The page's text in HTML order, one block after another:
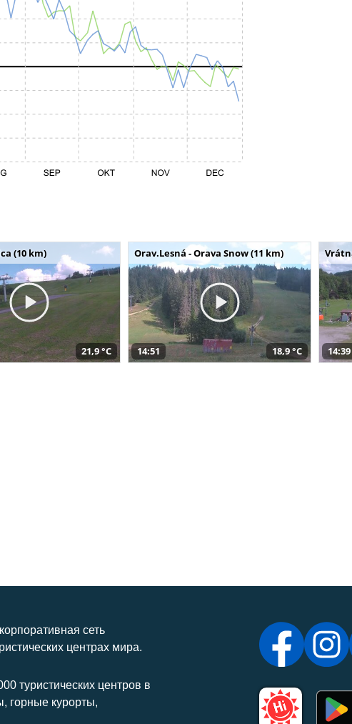
(10 km)
21,9 °C
Orav.Lesná - Orava Snow (11 km)
14:51 18,9 °C 14:39
сеть
центрах мира.
туристических центров в
горные курорты,